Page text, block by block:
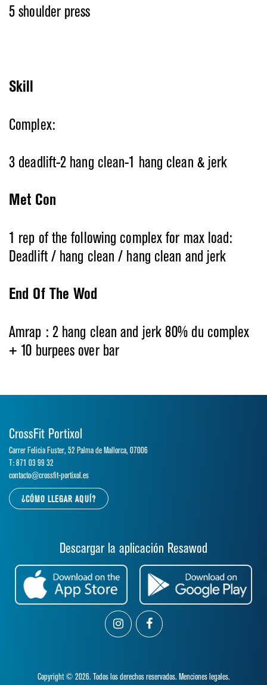
5 shoulder press
Skill
Complex:
3 deadlift-2 hang clean-1 hang clean & jerk
Met Con
1 rep of the following complex for max load:
Deadlift / hang clean / hang clean and jerk
End Of The Wod
Amrap : 2 hang clean and jerk 80% du complex
+ 10 burpees over bar
CrossFit Portixol
Carrer Felicia Fuster, 52 Palma de Mallorca, 07006
T: 871 03 99 32
contacto@crossfit-portixol.es
¿CÓMO LLEGAR AQUÍ?
Descargar la aplicación Resawod
Copyright © 2026. Todos los derechos reservados. Menciones legales.